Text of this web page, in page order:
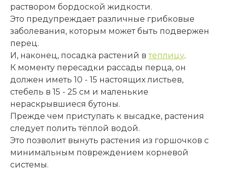
раствором бордоской жидкости.
Это предупреждает различные грибковые
заболевания, которым может быть подвержен
перец.
И, наконец, посадка растений втеплицу.
К моменту пересадки рассады перца, он
должен иметь 10 - 15 настоящих листьев,
стебель в 15 - 25 см и маленькие
нераскрывшиеся бутоны.
Прежде чем приступать к высадке, растения
следует полить тёплой водой.
Это позволит вынуть растения из горшочков с
минимальным повреждением корневой
системы.